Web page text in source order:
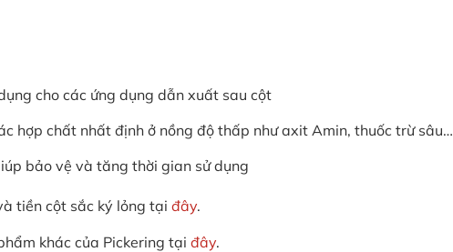
cho các ứng dụng dẫn xuất sau cột
hợp chất nhất định ở nồng độ thấp như axit Amin, thuốc trừ sâu…
bảo vệ và tăng thời gian sử dụng
tiền cột sắc ký lỏng tại đây.
khác của Pickering tại đây.